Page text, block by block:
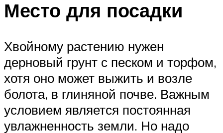
Место для посадки
Хвойному растению нужен
дерновый грунт с песком и торфом,
хотя оно может выжить и возле
болота, в глиняной почве. Важным
условием является постоянная
увлажненность земли. Но надо